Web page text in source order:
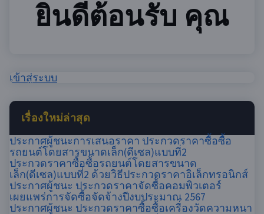
ยินดีต้อนรับ คุณ
เข้าสู่ระบบ
เรื่องใหม่ล่าสุด
ประกาศผู้ชนะการเสนอราคา ประกวดราคาซื้อซื้อ
รถยนต์โดยสารขนาดเล็ก(ดีเซล)แบบที่2
ประกวดราคาซื้อซื้อรถยนต์โดยสารขนาด
เล็ก(ดีเซล)แบบที่2 ด้วยวิธีประกวดราคาอิเล็กทรอนิกส์
ประกาศผู้ชนะ ประกวดราคาจัดซื้อคอมพิวเตอร์
เผยแพร่การจัดซื้อจัดจ้างปีงบประมาณ 2567
ประกาศผู้ชนะ ประกวดราคาซื้อซื้อเครื่องวัดความหนา